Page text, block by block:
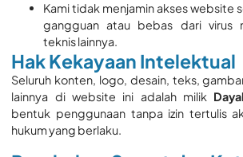
Kami tidak menjamin akses website
gangguan atau bebas dari virus
teknis lainnya.
Hak Kekayaan Intelektual
Seluruh konten, logo, desain, teks,
lainnya di website ini adalah milik
bentuk penggunaan tanpa izin tertulis
hukum yang berlaku.